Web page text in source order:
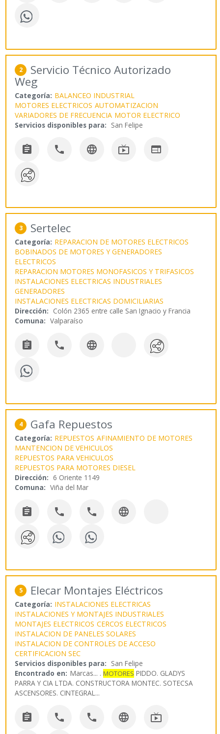
2 Servicio Técnico Autorizado
Weg
Categoría: BALANCEO INDUSTRIAL
MOTORES ELECTRICOS AUTOMATIZACION
VARIADORES DE FRECUENCIA MOTOR ELECTRICO
Servicios disponibles para: San Felipe
    
3 Sertelec
Categoría: REPARACION DE MOTORES ELECTRICOS
BOBINADOS DE MOTORES Y GENERADORES
ELECTRICOS
REPARACION MOTORES MONOFASICOS Y TRIFASICOS
INSTALACIONES ELECTRICAS INDUSTRIALES
GENERADORES
INSTALACIONES ELECTRICAS DOMICILIARIAS
Dirección: Colón 2365 entre calle San Ignacio y Francia
Comuna: Valparaíso
  
4 Gafa Repuestos
Categoría: REPUESTOS AFINAMIENTO DE MOTORES
MANTENCION DE VEHICULOS
REPUESTOS PARA VEHICULOS
REPUESTOS PARA MOTORES DIESEL
Dirección: 6 Oriente 1149
Comuna: Viña del Mar
   
5 Elecar Montajes Eléctricos
Categoría: INSTALACIONES ELECTRICAS
INSTALACIONES Y MONTAJES INDUSTRIALES
MONTAJES ELECTRICOS CERCOS ELECTRICOS
INSTALACION DE PANELES SOLARES
INSTALACION DE CONTROLES DE ACCESO
CERTIFICACION SEC
Servicios disponibles para: San Felipe
Encontrado en: Marcas... .MOTORES PIDDO. GLADYS
PARRA Y CIA LTDA. CONSTRUCTORA MONTEC. SOTECSA
ASCENSORES. CINTEGRAL...
    